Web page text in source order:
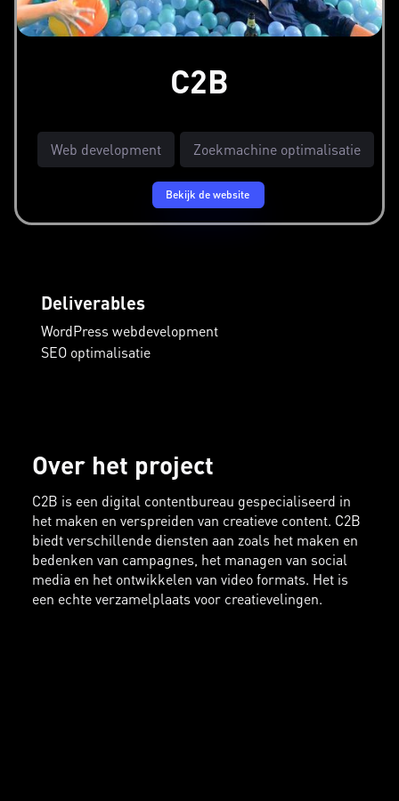
C2B
Web development Zoekmachine optimalisatie
Bekijk de website
Deliverables
WordPress webdevelopment
SEO optimalisatie
Over het project
C2B is een digital contentbureau gespecialiseerd in
het maken en verspreiden van creatieve content. C2B
biedt verschillende diensten aan zoals het maken en
bedenken van campagnes, het managen van social
media en het ontwikkelen van video formats. Het is
een echte verzamelplaats voor creatievelingen.